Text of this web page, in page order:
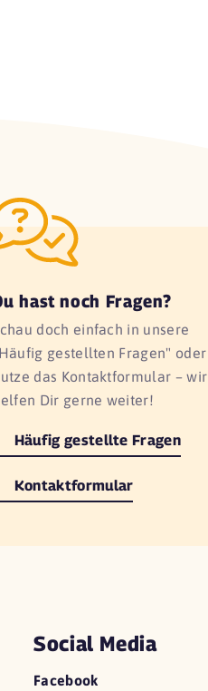
hast noch Fragen?
doch einfach in unsere
gestellten Fragen" oder
das Kontaktformular – wir
Dir gerne weiter!
Häufig gestellte Fragen
Kontaktformular
Social Media
Facebook